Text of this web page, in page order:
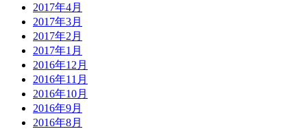
2017年4月
2017年3月
2017年2月
2017年1月
2016年12月
2016年11月
2016年10月
2016年9月
2016年8月